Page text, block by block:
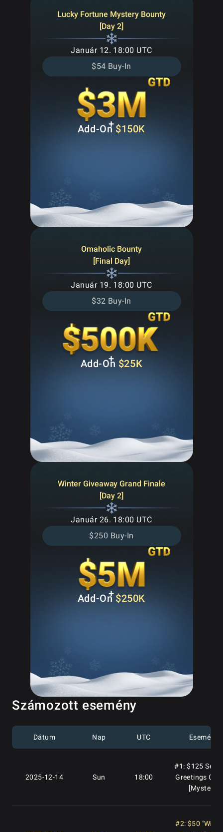
Lucky Fortune Mystery Bounty
[Day 2]
Január 12. 18:00 UTC
$54 Buy-In
+
Add-On$150K
Omaholic Bounty
[Final Day]
Január 19. 18:00 UTC
$32 Buy-In
+
Add-On $25K
Winter Giveaway Grand Finale
[Day 2]
Január 26. 18:00 UTC
$250 Buy-In
+
Add-On$250K
Számozott esemény
Dátum Nap UTC Esemény
2025-12-14 Sun 18:00
#1: $125
Greetings
[Mystery]
#2: $50